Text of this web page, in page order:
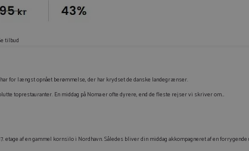
tilbud
for længst opnået berømmelse, der har krydset de danske landegrænser.
toprestauranter. En middag på Noma er ofte dyrere, end de fleste rejser vi skriver om…
etage af en gammel kornsilo i Nordhavn. Således bliver din middag akkompagneret af en